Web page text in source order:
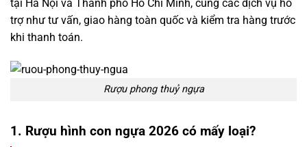
tại Hà Nội và Thành phố Hồ Chí Minh, cùng các dịch vụ hỗ
trợ như tư vấn, giao hàng toàn quốc và kiểm tra hàng trước
khi thanh toán.
Rượu phong thuỷ ngựa
1. Rượu hình con ngựa 2026 có mấy loại?